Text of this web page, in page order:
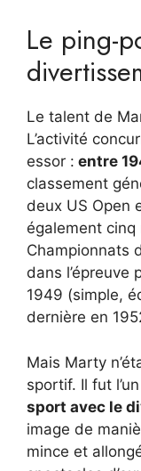
Le ping-
Le talent de
L’activité
essor : entre
classement
deux US Open
également
Championnats
dans l’épreuve
1949 (simple,
dernière en
Mais Marty
sportif. Il fut
sport avec le
image de
mince et